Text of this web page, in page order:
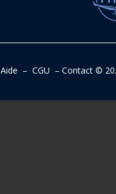
Aide – CGU – Contact©